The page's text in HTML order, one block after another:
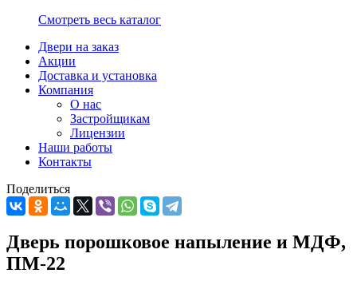
Смотреть весь каталог
Двери на заказ
Акции
Доставка и установка
Компания
О нас
Застройщикам
Лицензии
Наши работы
Контакты
Поделиться
Дверь порошковое напыление и МДФ,
ПМ-22